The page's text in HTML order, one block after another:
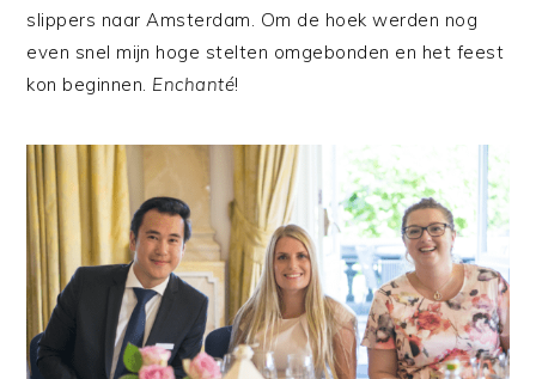
slippers naar Amsterdam. Om de hoek werden nog
even snel mijn hoge stelten omgebonden en het feest
kon beginnen. Enchanté!